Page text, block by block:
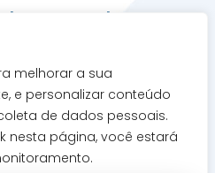
melhorar a sua
e personalizar conteúdo
de dados pessoais.
nesta página, você estará
- Vila Birigui